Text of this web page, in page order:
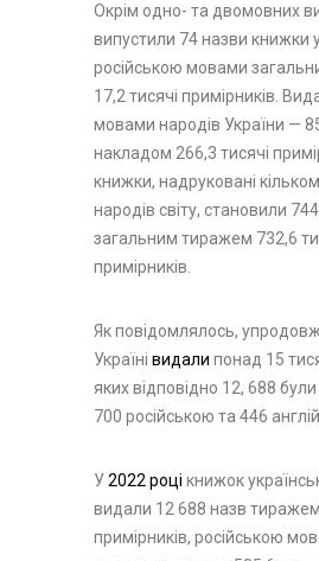
Окрім одно- та двомовних
випустили 74 назви книжки
російською мовами
17,2 тисячі примірників.
мовами народів України —
накладом 266,3 тисячі
книжки, надруковані
народів світу, становили
загальним тиражем 732,6
примірників.
Як повідомлялось,
Україні видали понад 15
яких відповідно 12, 688
700 російською та 446
У2022 році книжок
видали 12 688 назв
примірників, російською